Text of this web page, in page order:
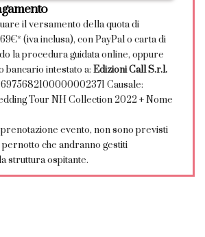
il versamento della quota di
(iva inclusa), con PayPal o carta di
la procedura guidata online, oppure
bancario intestato a: Edizioni Call S.r.l.
Causale:
Tour NH Collection 2022 + Nome
evento, non sono previsti
che andranno gestiti
struttura ospitante.